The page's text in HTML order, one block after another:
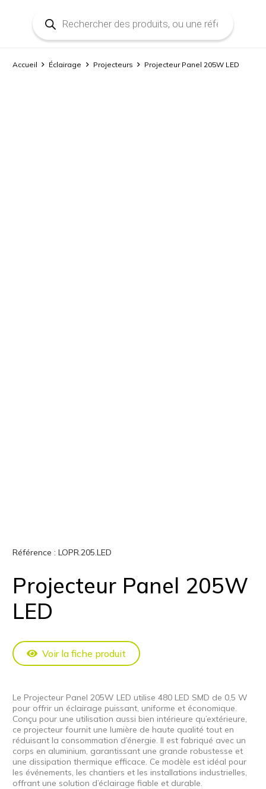
produits
Accueil Éclairage Projecteurs Projecteur Panel 205W LED
Référence : LOPR.205.LED
Projecteur Panel 205W
LED
Voir la fiche produit
Le Projecteur Panel 205W LED utilise 480 LED SMD de 0,5 W
pour offrir un éclairage puissant, uniforme et économique.
Conçu pour une utilisation aussi bien intérieure qu’extérieure,
ce projecteur fournit une lumière de haute qualité tout en
réduisant la consommation d’énergie. Il est fabriqué avec un
corps en aluminium, garantissant une grande robustesse et
une dissipation thermique efficace. Ce modèle est idéal pour
les événements, les chantiers et les installations industrielles,
offrant une solution d’éclairage fiable et durable.